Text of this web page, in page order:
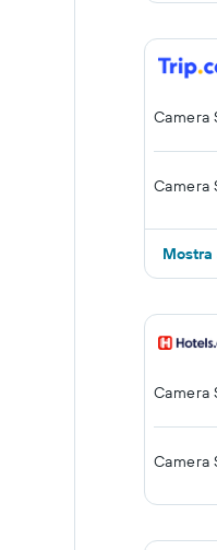
Camera
Camera
Camera
Camera